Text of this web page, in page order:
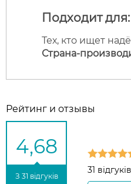
Подходит для:
Тех, кто ищет
Страна-
Рейтинг и отзывы
4,68
З 31 відгуків
31 відгуків